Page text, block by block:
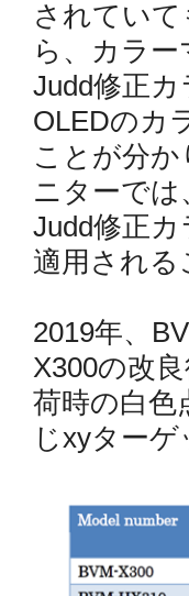
されてい
ら、カラ
Judd修正
OLEDのカ
ことが分
ニターで
Judd修正
適用され
2019年、
X300の改
荷時の白色
じxyター